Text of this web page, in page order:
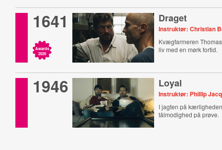
1641
Awards
2020
Draget
Instruktør: Christian
Kvægfarmeren
liv med en mørk fortid.
1946 Loyal
Instruktør: Phillip
I jagten på
tålmodighed på prøve.